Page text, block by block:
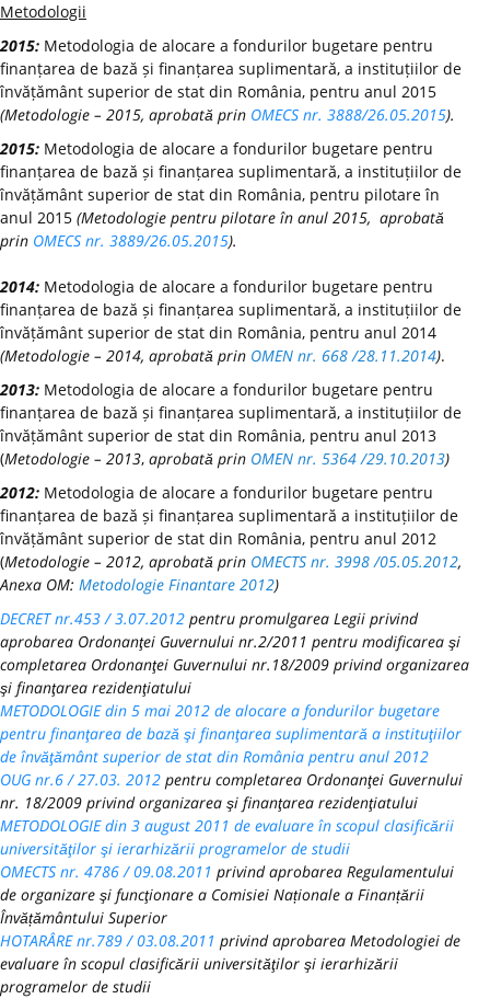
Metodologii
2015: Metodologia de alocare a fondurilor bugetare pentru
finanțarea de bază și finanțarea suplimentară, a instituțiilor de
învățământ superior de stat din România, pentru anul 2015
(Metodologie – 2015, aprobată prin OMECS nr. 3888/26.05.2015).
2015: Metodologia de alocare a fondurilor bugetare pentru
finanțarea de bază și finanțarea suplimentară, a instituțiilor de
învățământ superior de stat din România, pentru pilotare în
anul 2015 (Metodologie pentru pilotare în anul 2015, aprobată
prin OMECS nr. 3889/26.05.2015).
2014: Metodologia de alocare a fondurilor bugetare pentru
finanțarea de bază și finanțarea suplimentară, a instituțiilor de
învățământ superior de stat din România, pentru anul 2014
(Metodologie – 2014, aprobată prin OMEN nr. 668 /28.11.2014).
2013: Metodologia de alocare a fondurilor bugetare pentru
finanțarea de bază și finanțarea suplimentară, a instituțiilor de
învățământ superior de stat din România, pentru anul 2013
(Metodologie – 2013, aprobată prin OMEN nr. 5364 /29.10.2013)
2012: Metodologia de alocare a fondurilor bugetare pentru
finanțarea de bază și finanțarea suplimentară a instituțiilor de
învățământ superior de stat din România, pentru anul 2012
(Metodologie – 2012, aprobată prin OMECTS nr. 3998 /05.05.2012,
Anexa OM: Metodologie Finantare 2012)
DECRET nr.453 / 3.07.2012 pentru promulgarea Legii privind
aprobarea Ordonanţei Guvernului nr.2/2011 pentru modificarea şi
completarea Ordonanţei Guvernului nr.18/2009 privind organizarea
şi finanţarea rezidenţiatului
METODOLOGIE din 5 mai 2012 de alocare a fondurilor bugetare
pentru finanţarea de bază şi finanţarea suplimentară a instituţiilor
de învăţământ superior de stat din România pentru anul 2012
OUG nr.6 / 27.03. 2012 pentru completarea Ordonanţei Guvernului
nr. 18/2009 privind organizarea şi finanţarea rezidenţiatului
METODOLOGIE din 3 august 2011 de evaluare în scopul clasificării
universităţilor şi ierarhizării programelor de studii
OMECTS nr. 4786 / 09.08.2011 privind aprobarea Regulamentului
de organizare şi funcţionare a Comisiei Naționale a Finanțării
Învățământului Superior
HOTARÂRE nr.789 / 03.08.2011 privind aprobarea Metodologiei de
evaluare în scopul clasificării universităţilor şi ierarhizării
programelor de studii